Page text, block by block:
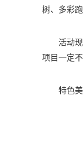
树、多彩
活动
项目一定不
特色